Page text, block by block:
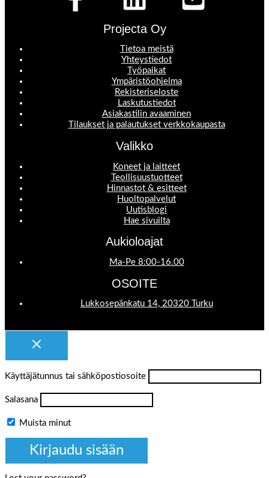
Projecta Oy
Tietoa meistä
Yhteystiedot
Työpaikat
Ympäristöohjelma
Rekisteriseloste
Laskutustiedot
Asiakastilin avaaminen
Tilaukset ja palautukset verkkokaupasta
Valikko
Koneet ja laitteet
Teollisuustuotteet
Hinnastot & esitteet
Huoltopalvelut
Uutisblogi
Hae sivuilta
Aukioloajat
Ma-Pe 8:00-16.00
OSOITE
Lukkosepänkatu 14, 20320 Turku
Käyttäjätunnus tai sähköpostiosoite
Salasana
Muista minut